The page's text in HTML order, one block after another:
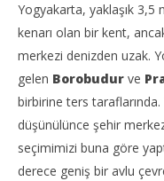
Yogyakarta, yaklaşık 3,5
kenarı olan bir kent,
merkezi denizden uzak.
gelen Borobudur ve
birbirine ters
düşünülünce şehir
seçimimizi buna göre
derece geniş bir avlu